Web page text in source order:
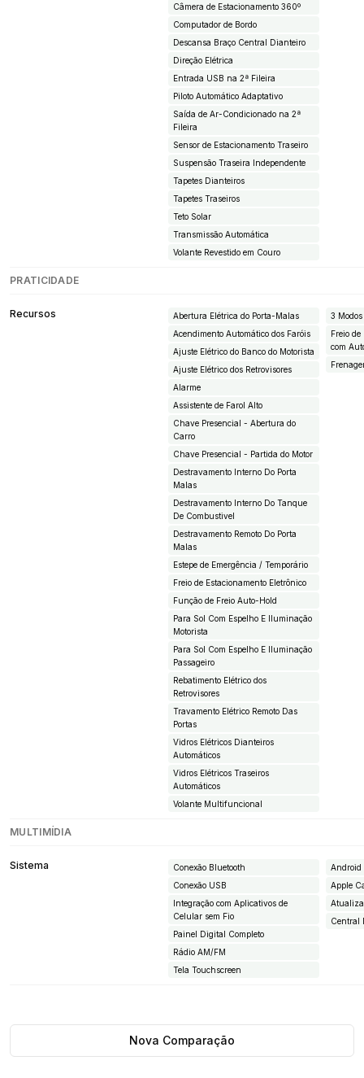
Câmera de Estacionamento 360º
Computador de Bordo
Descansa Braço Central Dianteiro
Direção Elétrica
Entrada USB na 2ª Fileira
Piloto Automático Adaptativo
Saída de Ar-Condicionado na 2ª
Fileira
Sensor de Estacionamento Traseiro
Suspensão Traseira Independente
Tapetes Dianteiros
Tapetes Traseiros
Teto Solar
Transmissão Automática
Volante Revestido em Couro
PRATICIDADE
Recursos
Abertura Elétrica do Porta-Malas
Acendimento Automático dos Faróis
Ajuste Elétrico do Banco do Motorista
Ajuste Elétrico dos Retrovisores
Alarme
Assistente de Farol Alto
Chave Presencial - Abertura do
Carro
Chave Presencial - Partida do Motor
Destravamento Interno Do Porta
Malas
Destravamento Interno Do Tanque
De Combustivel
Destravamento Remoto Do Porta
Malas
Estepe de Emergência / Temporário
Freio de Estacionamento Eletrônico
Função de Freio Auto-Hold
Para Sol Com Espelho E Iluminação
Motorista
Para Sol Com Espelho E Iluminação
Passageiro
Rebatimento Elétrico dos
Retrovisores
Travamento Elétrico Remoto Das
Portas
Vidros Elétricos Dianteiros
Automáticos
Vidros Elétricos Traseiros
Automáticos
Volante Multifuncional
3
Freio
com
MULTIMÍDIA
Sistema
Conexão Bluetooth
Conexão USB
Integração com Aplicativos de
Celular sem Fio
Painel Digital Completo
Rádio AM/FM
Tela Touchscreen
Android
Apple
Central
Nova Comparação